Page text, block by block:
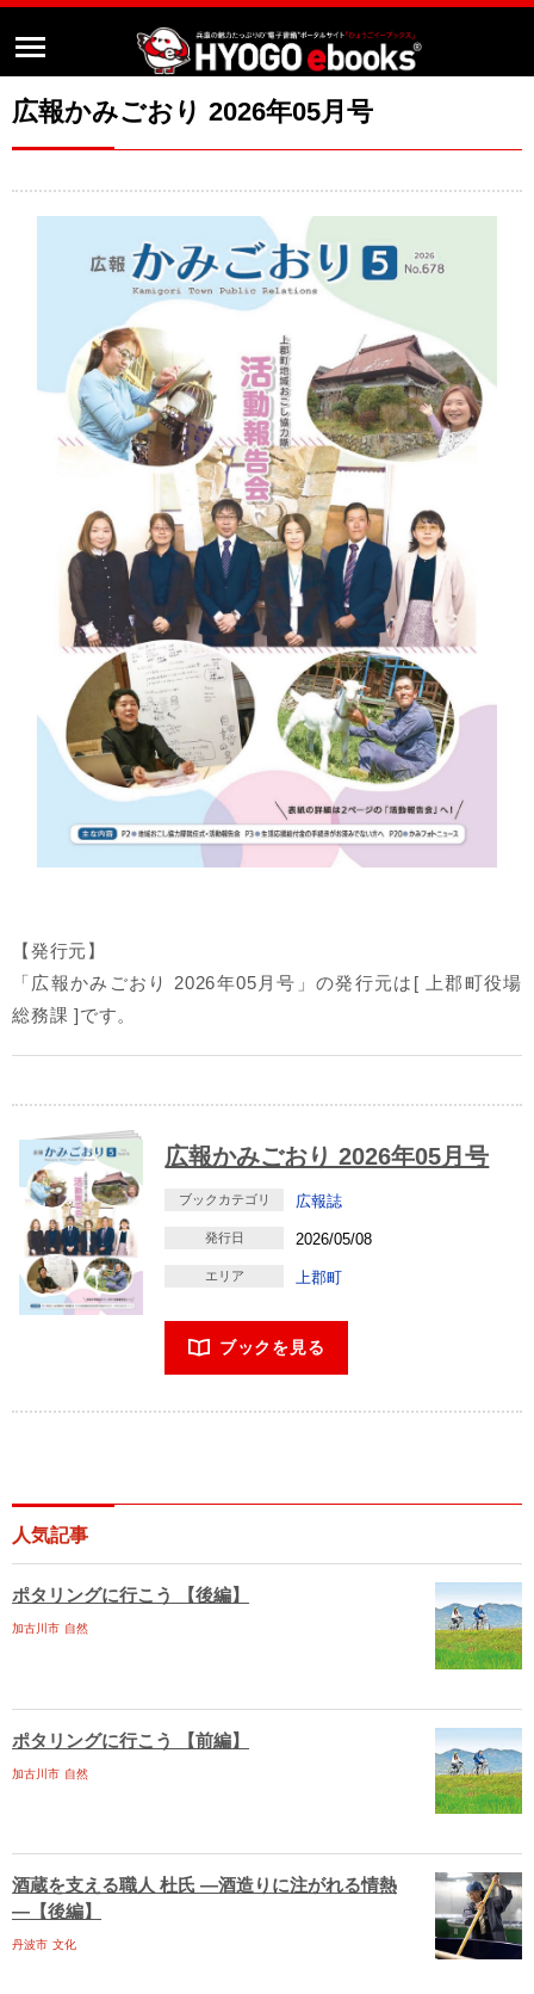
広報かみごおり 2026年05月号
【発行元】
「広報かみごおり 2026年05月号」の発行元は[ 上郡町役場
総務課 ]です。
広報かみごおり 2026年05月号
ブックカテゴリ 広報誌
発行日 2026/05/08
エリア 上郡町
ブックを見る
人気記事
ポタリングに行こう 【後編】
加古川市 自然
ポタリングに行こう 【前編】
加古川市 自然
酒蔵を支える職人 杜氏 ―酒造りに注がれる情熱
―【後編】
丹波市 文化